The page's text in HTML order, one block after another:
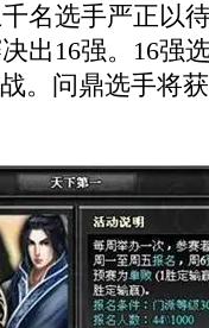
选手严正以
出16强。16强
。问鼎选手将